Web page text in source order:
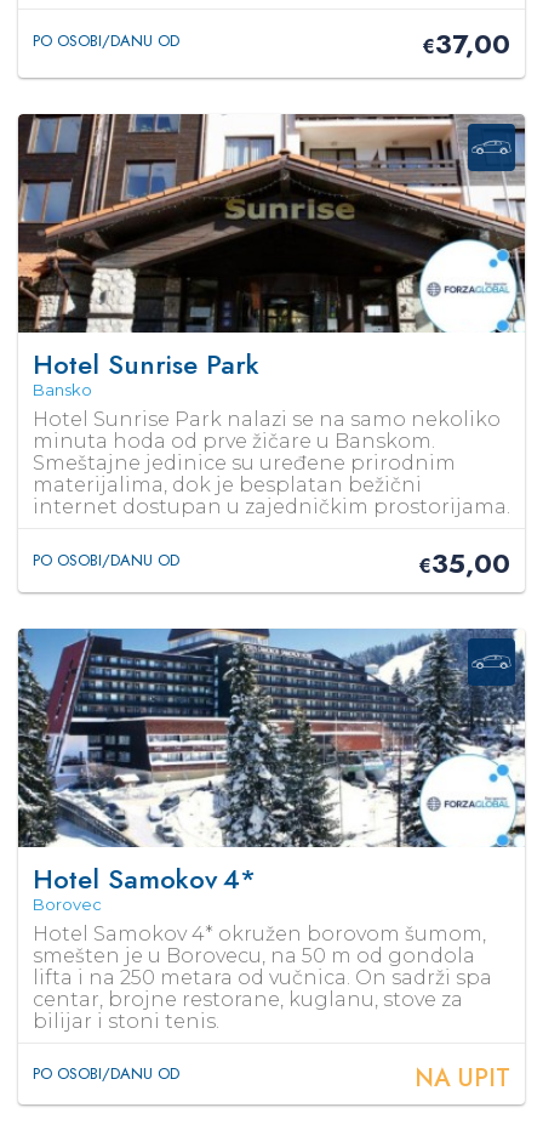
PO OSOBI/DANU OD €37,00
Hotel Sunrise Park
Bansko
Hotel Sunrise Park nalazi se na samo nekoliko
minuta hoda od prve žičare u Banskom.
Smeštajne jedinice su uređene prirodnim
materijalima, dok je besplatan bežični
internet dostupan u zajedničkim prostorijama.
PO OSOBI/DANU OD €35,00
Hotel Samokov4*
Borovec
Hotel Samokov 4* okružen borovom šumom,
smešten je u Borovecu, na 50 m od gondola
lifta i na 250 metara od vučnica. On sadrži spa
centar, brojne restorane, kuglanu, stove za
bilijar i stoni tenis.
PO OSOBI/DANU OD NA UPIT